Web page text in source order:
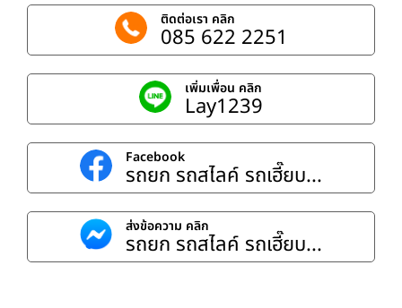
ติดต่อเรา คลิก
085 622 2251
เพิ่มเพื่อน คลิก
Lay1239
Facebook
รถยก รถสไลค์ รถเฮี๊ยบ...
ส่งข้อความ คลิก
รถยก รถสไลค์ รถเฮี๊ยบ...